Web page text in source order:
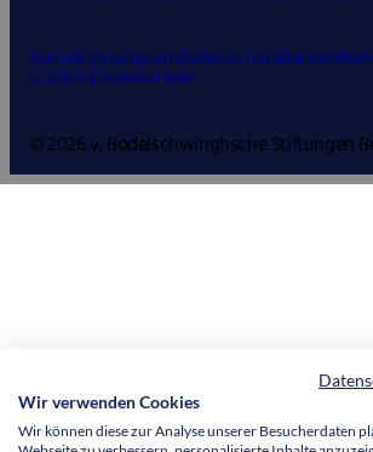
KontaktImpressumDatenschutz
Cookie Einstellungen
© 2026 v. Bodelschwinghsche Stiftungen
Wir verwenden Cookies
Wir können diese zur Analyse unserer Besucherdaten